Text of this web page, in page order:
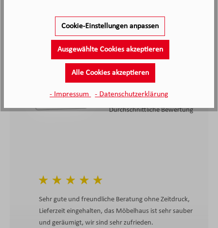
4.4 /5.0
2.138
Kunden haben unseren Service
bewertet
4.4
Durchschnittliche Bewertung
Sehr gute und freundliche Beratung ohne Zeitdruck,
Lieferzeit eingehalten, das Möbelhaus ist sehr sauber
und geräumigt, wir sind sehr zufrieden.
Cookie-Einstellungen anpassen
Ausgewählte Cookies akzeptieren
Alle Cookies akzeptieren
- Impressum - Datenschutzerklärung